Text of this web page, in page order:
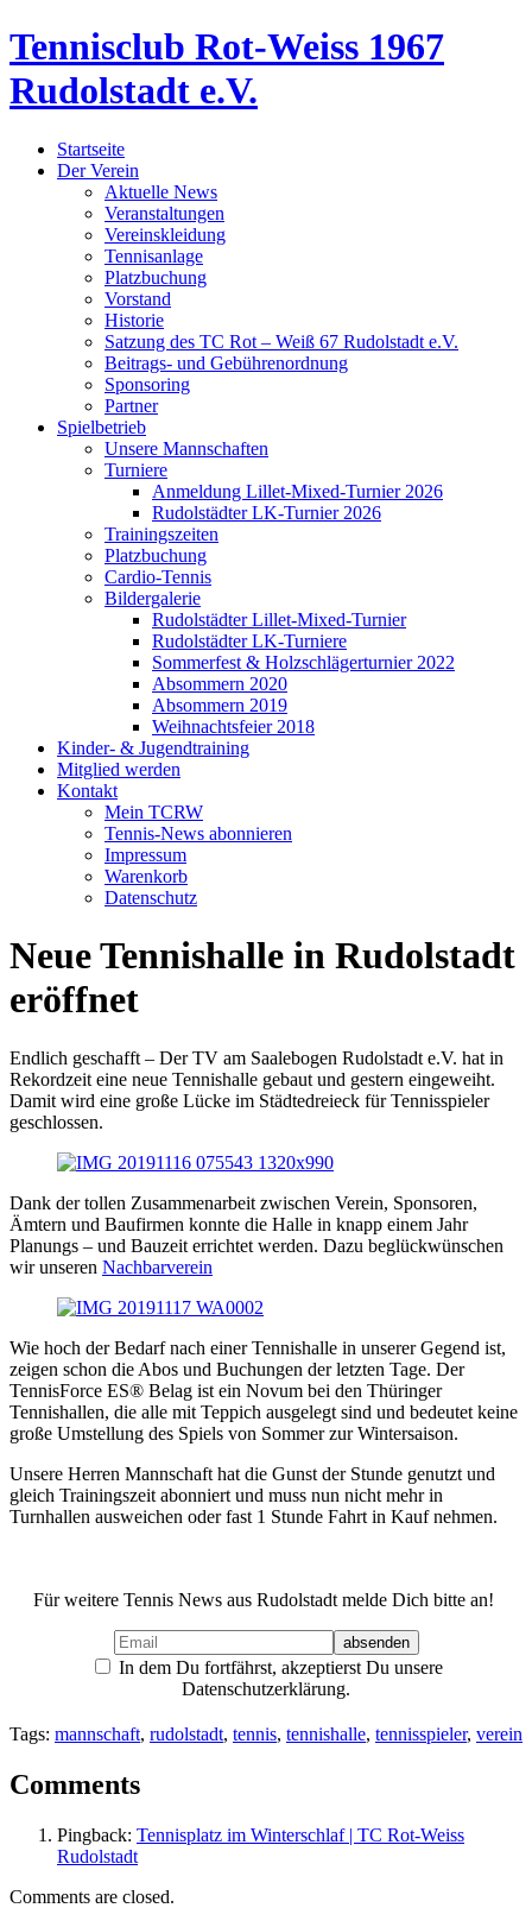
Tennisclub Rot-Weiss 1967
Rudolstadt e.V.
Startseite
Der Verein
Aktuelle News
Veranstaltungen
Vereinskleidung
Tennisanlage
Platzbuchung
Vorstand
Historie
Satzung des TC Rot – Weiß 67 Rudolstadt e.V.
Beitrags- und Gebührenordnung
Sponsoring
Partner
Spielbetrieb
Unsere Mannschaften
Turniere
Anmeldung Lillet-Mixed-Turnier 2026
Rudolstädter LK-Turnier 2026
Trainingszeiten
Platzbuchung
Cardio-Tennis
Bildergalerie
Rudolstädter Lillet-Mixed-Turnier
Rudolstädter LK-Turniere
Sommerfest & Holzschlägerturnier 2022
Absommern 2020
Absommern 2019
Weihnachtsfeier 2018
Kinder- & Jugendtraining
Mitglied werden
Kontakt
Mein TCRW
Tennis-News abonnieren
Impressum
Warenkorb
Datenschutz
Neue Tennishalle in Rudolstadt
eröffnet
Endlich geschafft – Der TV am Saalebogen Rudolstadt e.V. hat in
Rekordzeit eine neue Tennishalle gebaut und gestern eingeweiht.
Damit wird eine große Lücke im Städtedreieck für Tennisspieler
geschlossen.
Dank der tollen Zusammenarbeit zwischen Verein, Sponsoren,
Ämtern und Baufirmen konnte die Halle in knapp einem Jahr
Planungs – und Bauzeit errichtet werden. Dazu beglückwünschen
wir unseren Nachbarverein
Wie hoch der Bedarf nach einer Tennishalle in unserer Gegend ist,
zeigen schon die Abos und Buchungen der letzten Tage. Der
TennisForce ES® Belag ist ein Novum bei den Thüringer
Tennishallen, die alle mit Teppich ausgelegt sind und bedeutet keine
große Umstellung des Spiels von Sommer zur Wintersaison.
Unsere Herren Mannschaft hat die Gunst der Stunde genutzt und
gleich Trainingszeit abonniert und muss nun nicht mehr in
Turnhallen ausweichen oder fast 1 Stunde Fahrt in Kauf nehmen.
Für weitere Tennis News aus Rudolstadt melde Dich bitte an!
In dem Du fortfährst, akzeptierst Du unsere
Datenschutzerklärung.
Tags: mannschaft, rudolstadt, tennis, tennishalle, tennisspieler, verein
Comments
Pingback: Tennisplatz im Winterschlaf | TC Rot-Weiss
Rudolstadt
Comments are closed.